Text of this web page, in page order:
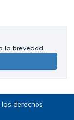
la brevedad.
derechos